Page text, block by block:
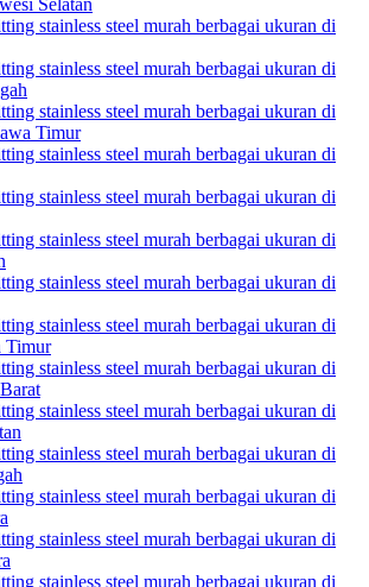
Selatan
stainless steel murah berbagai ukuran di
stainless steel murah berbagai ukuran di
stainless steel murah berbagai ukuran di
Timur
stainless steel murah berbagai ukuran di
stainless steel murah berbagai ukuran di
stainless steel murah berbagai ukuran di
stainless steel murah berbagai ukuran di
stainless steel murah berbagai ukuran di
Timur
stainless steel murah berbagai ukuran di
stainless steel murah berbagai ukuran di
stainless steel murah berbagai ukuran di
stainless steel murah berbagai ukuran di
stainless steel murah berbagai ukuran di
stainless steel murah berbagai ukuran di